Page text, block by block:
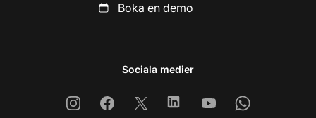
Boka en demo
Sociala medier
InstagramFacebook
X LinkedinYoutubeWhatsapp